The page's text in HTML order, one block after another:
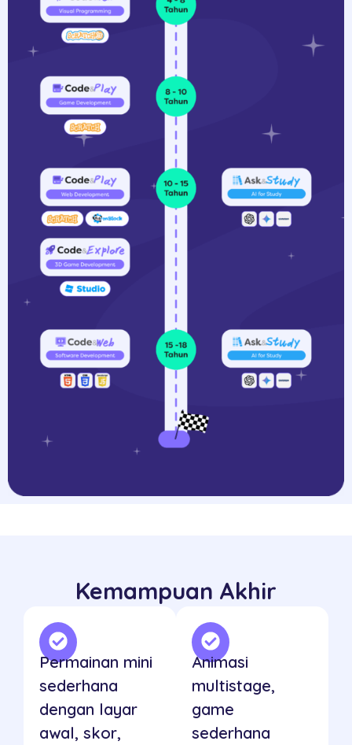
Kemampuan Akhir
Permainan mini
sederhana
dengan layar
awal, skor,
Animasi
multistage,
game
sederhana